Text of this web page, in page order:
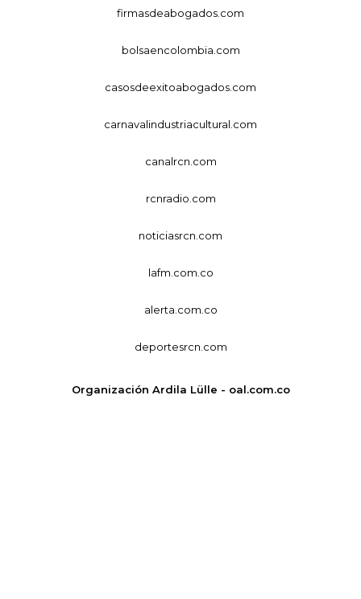
firmasdeabogados.com
bolsaencolombia.com
casosdeexitoabogados.com
carnavalindustriacultural.com
canalrcn.com
rcnradio.com
noticiasrcn.com
lafm.com.co
alerta.com.co
deportesrcn.com
Organización Ardila Lülle - oal.com.co